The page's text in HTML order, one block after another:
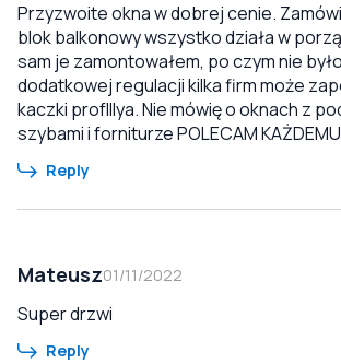
Przyzwoite okna w dobrej cenie.
blok balkonowy wszystko działa w
sam je zamontowałem, po czym nie
dodatkowej regulacji kilka firm może
kaczki profIllya. Nie mówię o oknach z
szybami i forniturze POLECAM
Reply
Mateusz01/11/2022
Super drzwi
Reply